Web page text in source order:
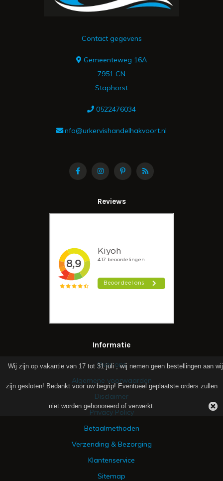
Wij zijn op vakantie van 17 tot 31 juli , wij nemen geen bestellingen aan wij
zijn gesloten! Bedankt voor uw begrip! Eventueel geplaatste orders zullen
niet worden gehonoreerd of verwerkt.
Contact gegevens
Gemeenteweg 16A
7951 CN
Staphorst
0522476034
info@urkervishandelhakvoort.nl
Reviews
Informatie
Over ons
Algemene voorwaarden
Disclaimer
Privacy Policy
Betaalmethoden
Verzending & Bezorging
Klantenservice
Sitemap